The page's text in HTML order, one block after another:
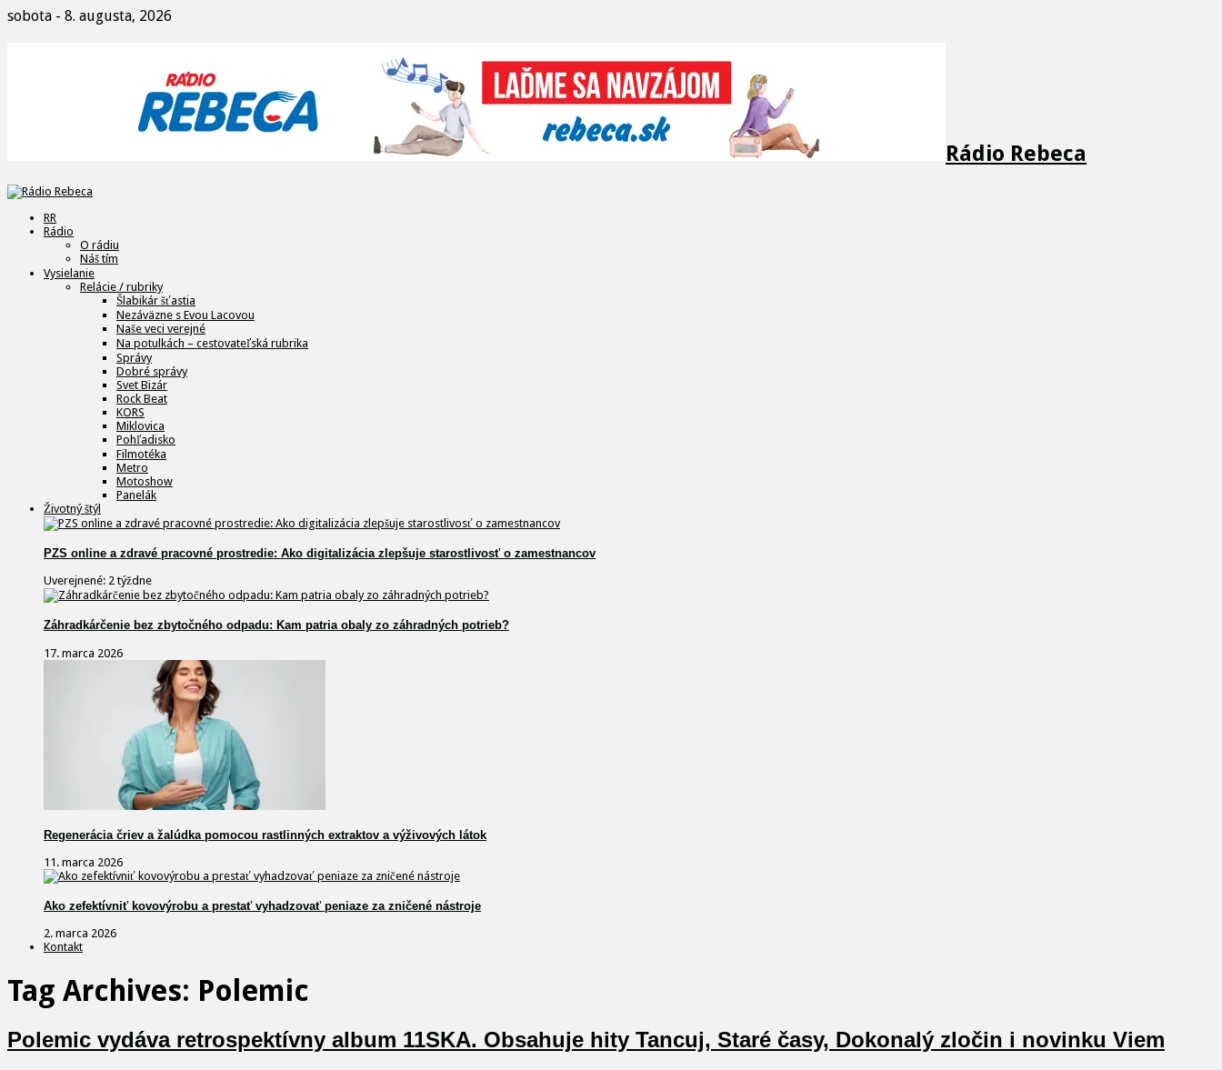
sobota - 8. augusta, 2026
Rádio Rebeca
RR
Rádio
O rádiu
Náš tím
Vysielanie
Relácie / rubriky
Šlabikár šťastia
Nezáväzne s Evou Lacovou
Naše veci verejné
Na potulkách – cestovateľská rubrika
Správy
Dobré správy
Svet Bizár
Rock Beat
KORS
Miklovica
Pohľadisko
Filmotéka
Metro
Motoshow
Panelák
Životný štýl
PZS online a zdravé pracovné prostredie: Ako digitalizácia zlepšuje starostlivosť o zamestnancov
Uverejnené: 2 týždne
Záhradkárčenie bez zbytočného odpadu: Kam patria obaly zo záhradných potrieb?
17. marca 2026
Regenerácia čriev a žalúdka pomocou rastlinných extraktov a výživových látok
11. marca 2026
Ako zefektívniť kovovýrobu a prestať vyhadzovať peniaze za zničené nástroje
2. marca 2026
Kontakt
Tag Archives: Polemic
Polemic vydáva retrospektívny album 11SKA. Obsahuje hity Tancuj, Staré časy, Dokonalý zločin i novinku Viem